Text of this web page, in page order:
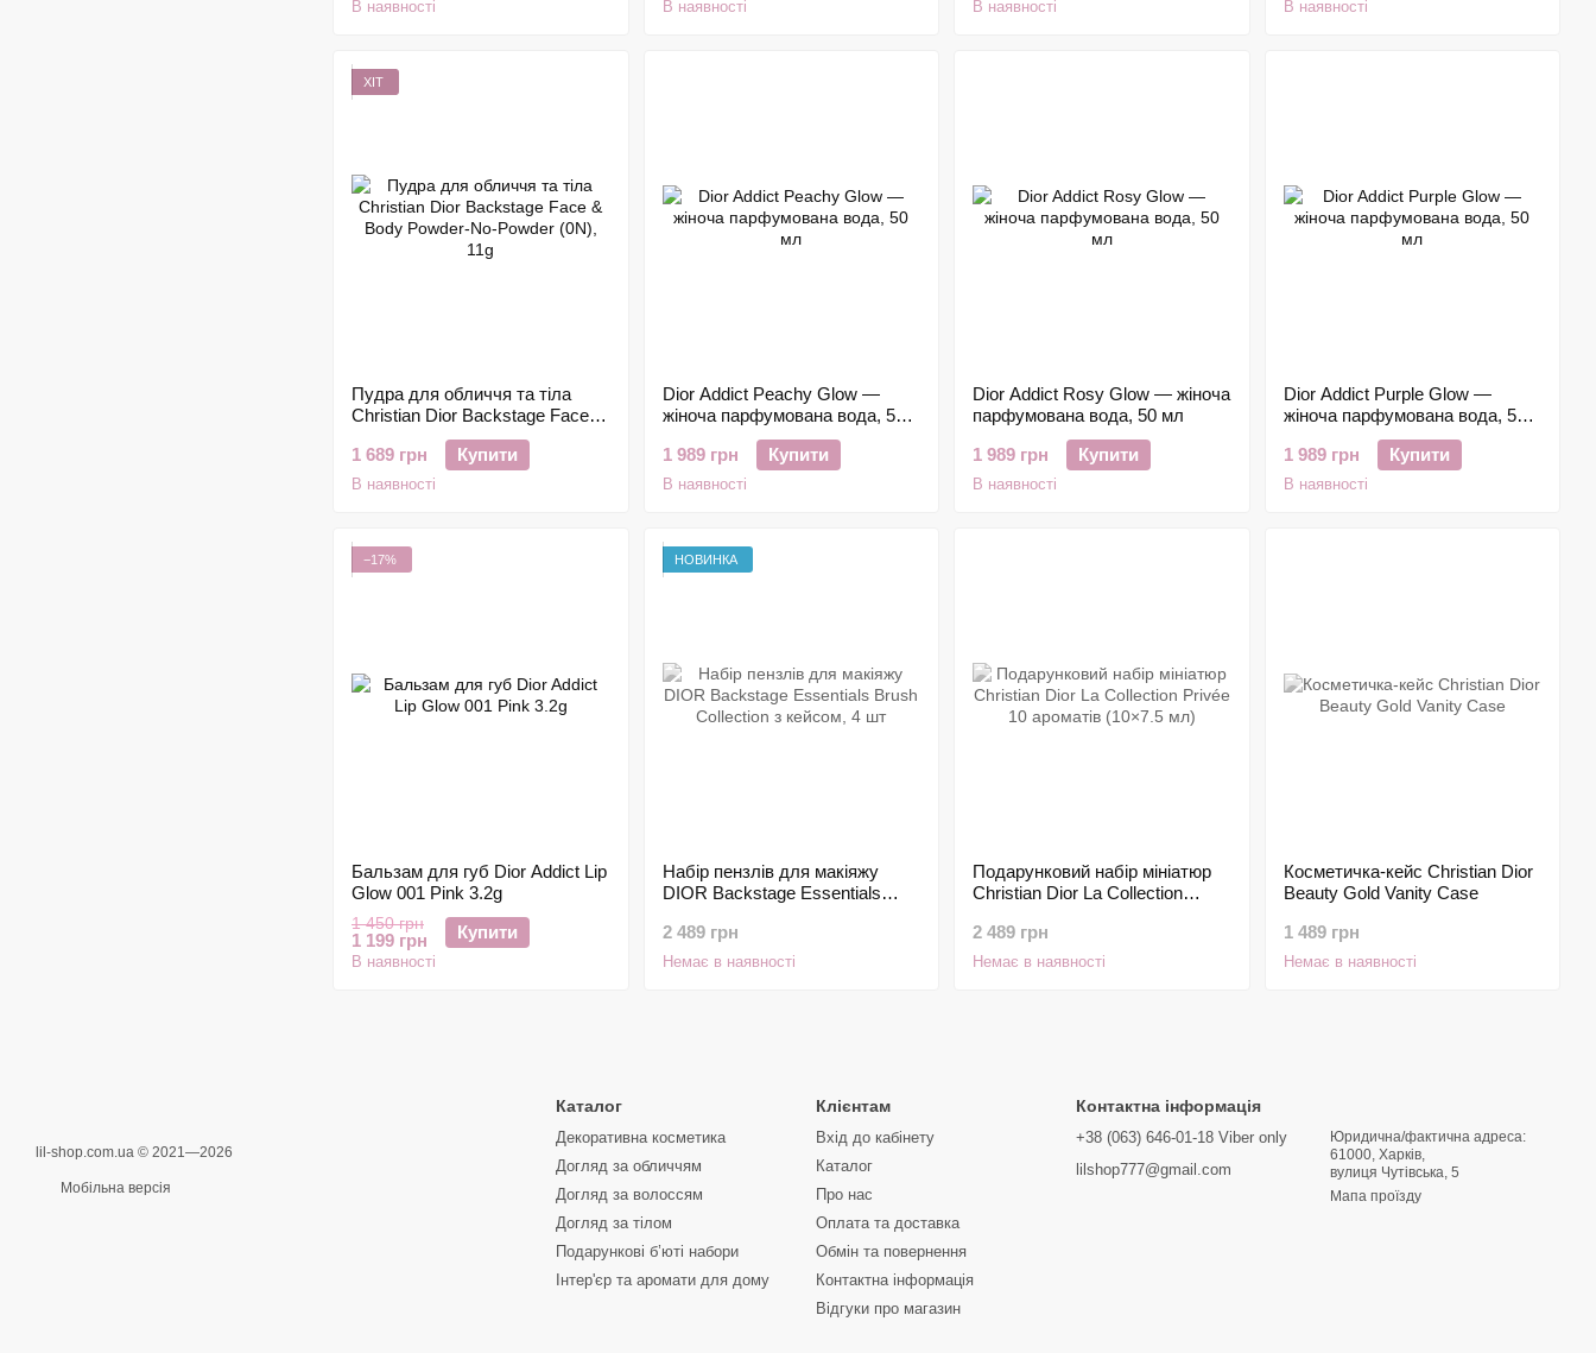
В наявності В наявності В наявності В наявності
ХІТ
Пудра для обличчя та тіла
Christian Dior Backstage Face &
Body Powder-No-Powder (0N),
11g
1 689 грн Купити
В наявності
Dior Addict Peachy Glow —
жіноча парфумована вода, 50
1 989 грн
Купити
В наявності
Dior Addict Rosy Glow — жіноча
парфумована вода, 50 мл
1 989 грн
Купити
В наявності
Dior Addict Purple Glow —
жіноча парфумована вода, 50
1 989 грн
Купити
В наявності
−17%
Бальзам для губ Dior Addict Lip
Glow 001 Pink 3.2g
1 450 грн
1 199 грн Купити
В наявності
НОВИНКА
Набір пензлів для макіяжу
DIOR Backstage Essentials
2 489 грн
Немає в наявності
Подарунковий набір мініатюр
Christian Dior La Collection
2 489 грн
Немає в наявності
Косметичка-кейс Christian Dior
Beauty Gold Vanity Case
1 489 грн
Немає в наявності
lil-shop.com.ua © 2021—2026
Мобільна версія
Каталог
Декоративна косметика
Догляд за обличчям
Догляд за волоссям
Догляд за тілом
Подарункові б’юті набори
Інтер'єр та аромати для дому
Клієнтам
Вхід до кабінету
Каталог
Про нас
Оплата та доставка
Обмін та повернення
Контактна інформація
Відгуки про магазин
Контактна інформація
+38 (063) 646-01-18 Viber only
lilshop777@gmail.com
Юридична/фактична адреса:
61000, Харків,
вулиця Чутівська, 5
Мапа проїзду